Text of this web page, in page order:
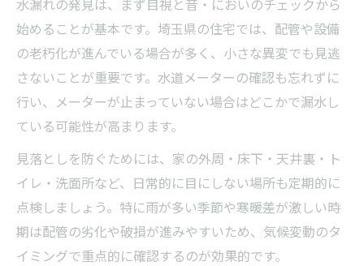
水漏れ箇所が分からない時の対応策
原因不明な水漏れなら要チェック事項
水漏れ箇所不明時に確認すべき部位一覧
天井や床下の水漏れサインを見逃さない
水漏れ箇所未特定時の応急処置法解説
水道の漏水箇所が分からない場合の流れ
水漏れ原因特定に役立つチェックリスト
埼玉県で多い水漏れ位置の特徴とは
埼玉県の気候が水漏れに与える影響
水漏れの発見は、まず目視と音・においのチェックから
始めることが基本です。埼玉県の住宅では、配管や設備
の老朽化が進んでいる場合が多く、小さな異変でも見逃
さないことが重要です。水道メーターの確認も忘れずに
行い、メーターが止まっていない場合はどこかで漏水し
ている可能性が高まります。
見落としを防ぐためには、家の外周・床下・天井裏・ト
イレ・洗面所など、日常的に目にしない場所も定期的に
点検しましょう。特に雨が多い季節や寒暖差が激しい時
期は配管の劣化や破損が進みやすいため、気候変動のタ
イミングで重点的に確認するのが効果的です。